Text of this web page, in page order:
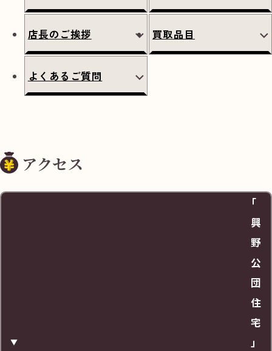
店長のご挨拶 買取品目
よくあるご質問
アクセス
「
興
野
公
団
住
宅
」